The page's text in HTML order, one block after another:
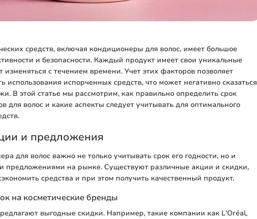
средств, включая кондиционеры для волос, имеет большое
и безопасности. Каждый продукт имеет свои уникальные
изменяться с течением времени. Учет этих факторов позволяет
использования испорченных средств, что может негативно сказаться
В этой статье мы рассмотрим, как правильно определить срок
для волос и какие аспекты следует учитывать для оптимального
и предложения
для волос важно не только учитывать срок его годности, но и
предложениями на рынке. Существуют различные акции и скидки,
средства и при этом получить качественный продукт.
на косметические бренды
выгодные скидки. Например, такие компании как L'Oréal,